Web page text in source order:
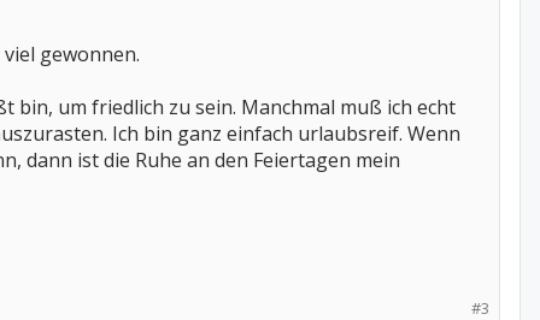
gewonnen.
bin, um friedlich zu sein. Manchmal muß ich echt
Ich bin ganz einfach urlaubsreif. Wenn
dann ist die Ruhe an den Feiertagen mein
#3